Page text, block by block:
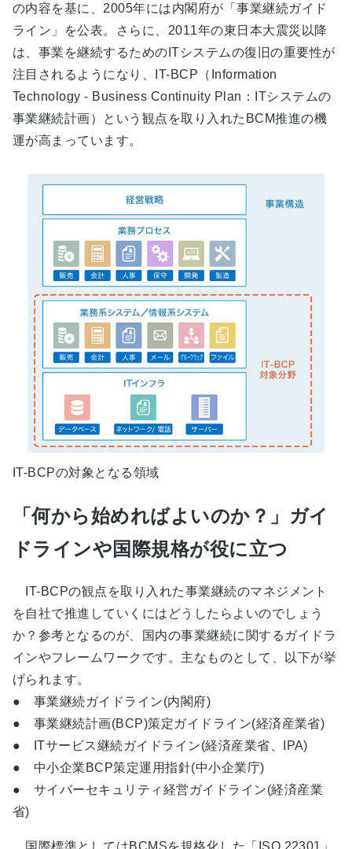
の内容を基に、2005年には内閣府が「事業継続ガイド
ライン」を公表。さらに、2011年の東日本大震災以降
は、事業を継続するためのITシステムの復旧の重要性が
注目されるようになり、IT-BCP（Information
Technology - Business Continuity Plan：ITシステムの
事業継続計画）という観点を取り入れたBCM推進の機
運が高まっています。
IT-BCPの対象となる領域
「何から始めればよいのか？」ガイ
ドラインや国際規格が役に立つ
IT-BCPの観点を取り入れた事業継続のマネジメント
を自社で推進していくにはどうしたらよいのでしょう
か？参考となるのが、国内の事業継続に関するガイドラ
インやフレームワークです。主なものとして、以下が挙
げられます。
● 事業継続ガイドライン(内閣府)
● 事業継続計画(BCP)策定ガイドライン(経済産業省)
● ITサービス継続ガイドライン(経済産業省、IPA)
● 中小企業BCP策定運用指針(中小企業庁)
● サイバーセキュリティ経営ガイドライン(経済産業
省)